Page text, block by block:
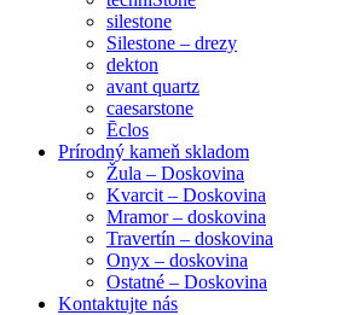
silestone
Silestone – drezy
dekton
avant quartz
caesarstone
Ēclos
Prírodný kameň skladom
Žula – Doskovina
Kvarcit – Doskovina
Mramor – doskovina
Travertín – doskovina
Onyx – doskovina
Ostatné – Doskovina
Kontaktujte nás